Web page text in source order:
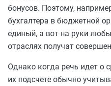
бонусов. Поэтому,
бухгалтера в бюджетной
единый, а вот на руки
отраслях получат
Однако когда речь идет о
их подсчете обычно